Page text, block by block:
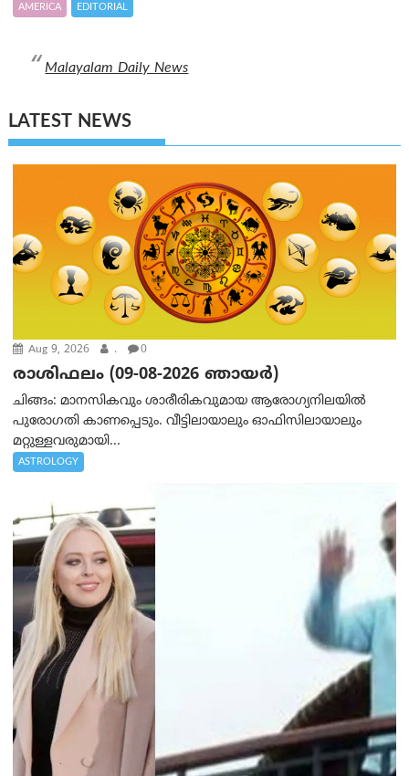
AMERICA EDITORIAL
Malayalam Daily News
LATEST NEWS
Aug 9, 2026 . 0
രാശിഫലം (09-08-2026 ഞായര്‍)
ചിങ്ങം: മാനസികവും ശാരീരികവുമായ ആരോഗ്യനിലയിൽ
പുരോഗതി കാണപ്പെടും. വീട്ടിലായാലും ഓഫിസിലായാലും
മറ്റുള്ളവരുമായി...
ASTROLOGY